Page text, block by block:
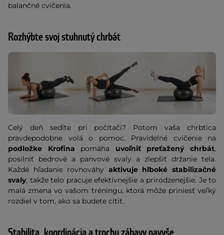
balančné cvičenia.
Rozhýbte svoj stuhnutý chrbát
Celý deň sedíte pri počítači? Potom vaša chrbtica
pravdepodobne volá o pomoc. Pravidelné cvičenie na
podložke Krofina pomáha uvoľniť preťažený chrbát,
posilniť bedrové a panvové svaly a zlepšiť držanie tela.
Každé hľadanie rovnováhy aktivuje hlboké stabilizačné
svaly, takže telo pracuje efektívnejšie a prirodzenejšie. Je to
malá zmena vo vašom tréningu, ktorá môže priniesť veľký
rozdiel v tom, ako sa budete cítiť.